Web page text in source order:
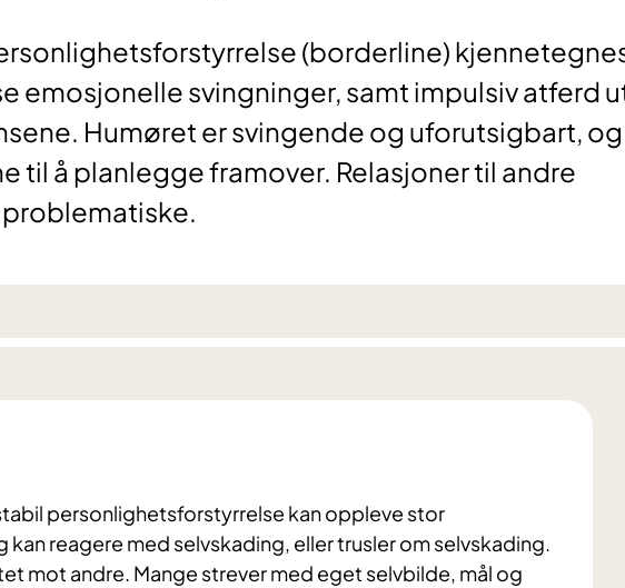
(borderline)
emosjonelle svingninger, samt impulsiv atferd
Humøret er svingende og uforutsigbart, og
til å planlegge framover. Relasjoner til andre
personlighetsforstyrrelse kan oppleve stor
reagere med selvskading, eller trusler om selvskading.
mot andre. Mange strever med eget selvbilde, mål og